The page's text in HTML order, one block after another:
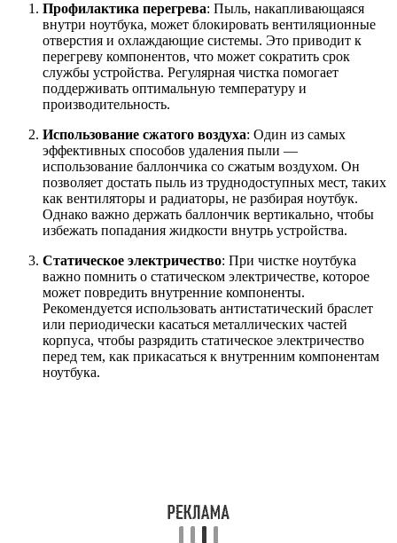
Профилактика перегрева: Пыль, накапливающаяся
внутри ноутбука, может блокировать вентиляционные
отверстия и охлаждающие системы. Это приводит к
перегреву компонентов, что может сократить срок
службы устройства. Регулярная чистка помогает
поддерживать оптимальную температуру и
производительность.
Использование сжатого воздуха: Один из самых
эффективных способов удаления пыли —
использование баллончика со сжатым воздухом. Он
позволяет достать пыль из труднодоступных мест, таких
как вентиляторы и радиаторы, не разбирая ноутбук.
Однако важно держать баллончик вертикально, чтобы
избежать попадания жидкости внутрь устройства.
Статическое электричество: При чистке ноутбука
важно помнить о статическом электричестве, которое
может повредить внутренние компоненты.
Рекомендуется использовать антистатический браслет
или периодически касаться металлических частей
корпуса, чтобы разрядить статическое электричество
перед тем, как прикасаться к внутренним компонентам
ноутбука.